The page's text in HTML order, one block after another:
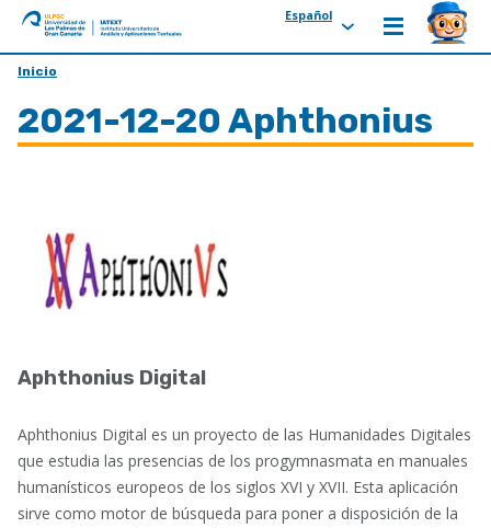
ULPGC
Ir
inicio
de
Español
Inicio
2021-12-20 Aphthonius
Aphthonius Digital
Aphthonius Digital es un proyecto de las Humanidades Digitales
que estudia las presencias de los progymnasmata en manuales
humanísticos europeos de los siglos XVI y XVII. Esta aplicación
sirve como motor de búsqueda para poner a disposición de la